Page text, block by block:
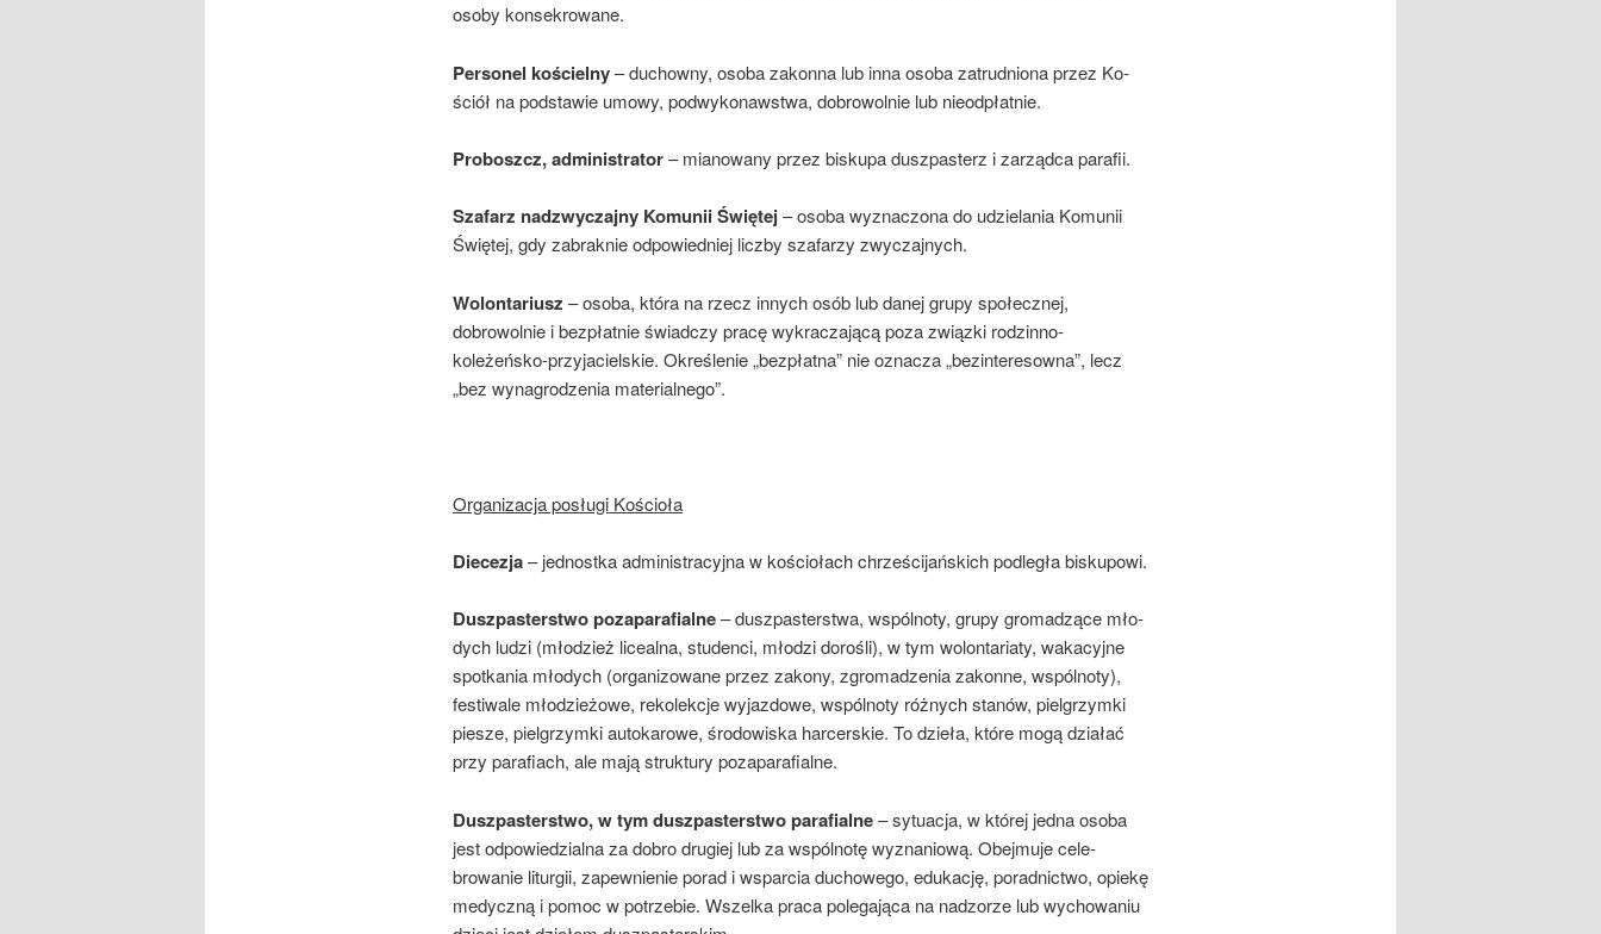
osoby konsekrowane.
Personel kościelny– duchowny, osoba zakonna lub inna osoba zatrudniona przez Ko­
ściół na podstawie umowy, podwykonawstwa, dobrowolnie lub nieodpłatnie.
Proboszcz, administrator– mianowany przez biskupa duszpasterz i zarządca parafii.
Szafarz nadzwyczajny Komunii Świętej– osoba wyznaczona do udzielania Komunii
Świętej, gdy zabraknie odpowiedniej liczby szafarzy zwyczajnych.
Wolontariusz – osoba, która na rzecz innych osób lub danej grupy społecznej,
dobrowol­nie i bezpłatnie świadczy pracę wykraczającą poza związki rodzinno-
koleżeńsko­-przyjacielskie. Określenie „bezpłatna” nie oznacza „bezinteresowna”, lecz
„bez wynagrodzenia materialnego”.
Organizacja posługi Kościoła
Diecezja– jednostka administracyjna w kościołach chrześcijańskich podległa biskupowi.
Duszpasterstwo pozaparafialne– duszpasterstwa, wspólnoty, grupy gromadzące mło­
dych ludzi (młodzież licealna, studenci, młodzi dorośli), w tym wolontariaty, wa­kacyjne
spotkania młodych (organizowane przez zakony, zgromadzenia zakonne, wspólnoty),
festiwale młodzieżowe, rekolekcje wyjazdowe, wspólnoty różnych stanów, pielgrzymki
piesze, pielgrzymki autokarowe, środowiska harcerskie. To dzieła, które mogą działać
przy parafiach, ale mają struktury pozaparafialne.
Duszpasterstwo, w tym duszpasterstwo parafialne– sytuacja, w której jedna osoba
jest odpowiedzialna za dobro drugiej lub za wspólnotę wyznaniową. Obejmuje cele­
browanie liturgii, zapewnienie porad i wsparcia duchowego, edukację, poradnic­two, opiekę
medyczną i pomoc w potrzebie. Wszelka praca polegająca na nadzorze lub wychowaniu